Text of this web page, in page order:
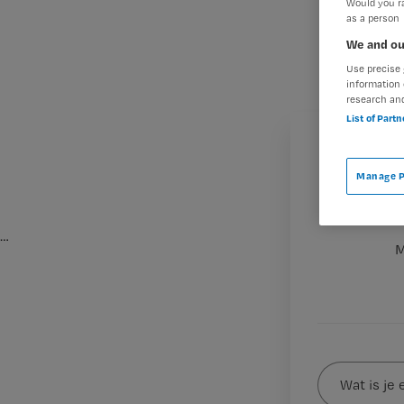
Wat
is
…
Would you
as a person
We and
Use
information
research
List of
Manage